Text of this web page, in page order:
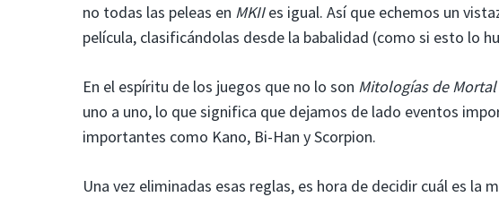
no todas las peleas en MKIIes igual. Así que echemos un
película, clasificándolas desde la babalidad (como si esto lo
En el espíritu de los juegos que no lo son Mitologías de
uno a uno, lo que significa que dejamos de lado eventos
importantes como Kano, Bi-Han y Scorpion.
Una vez eliminadas esas reglas, es hora de decidir cuál es